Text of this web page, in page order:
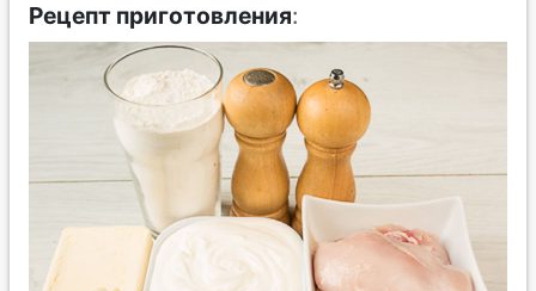
Рецепт приготовления: